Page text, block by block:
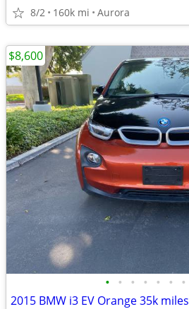
8/2 160k mi Aurora
• • • • • • •
2015 BMW i3 EV Orange 35k miles
$8,600